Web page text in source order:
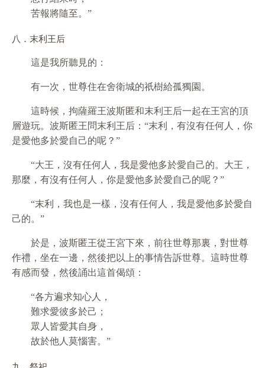
苦報將隨至。”
八．末利王后
這是我所聽見的：
有一次，世尊住在舍衛城的祇樹給孤獨園。
這時候，拘薩羅王波斯匿和末利王后一起在王宮的頂
層遊玩。波斯匿王問末利王后：“末利，有沒有任何人，你
是愛他多於愛自己的呢？”
“大王，沒有任何人，我是愛他多於愛自己的。大王，
那麼，有沒有任何人，你是愛他多於愛自己的呢？”
“末利，我也是一樣，沒有任何人，我是愛他多於愛自
己的。”
於是，波斯匿王從王宮下來，前往世尊那裏，對世尊
作禮，坐在一邊，然後把以上的事情告訴世尊。這時世尊
有感而發，然後誦出這首偈頌：
“各方遍求知心人，
難求愛彼多於己；
眾人皆愛其自身，
故於他人莫惱害。”